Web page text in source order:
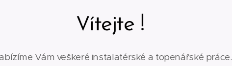
Vítejte !
Vám veškeré instalatérské a topenářské práce.